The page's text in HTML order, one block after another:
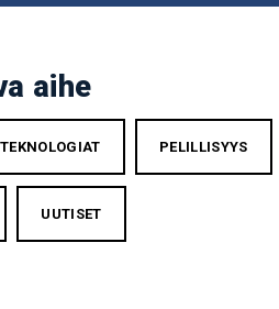
aihe
TEKNOLOGIAT PELILLISYYS
UUTISET